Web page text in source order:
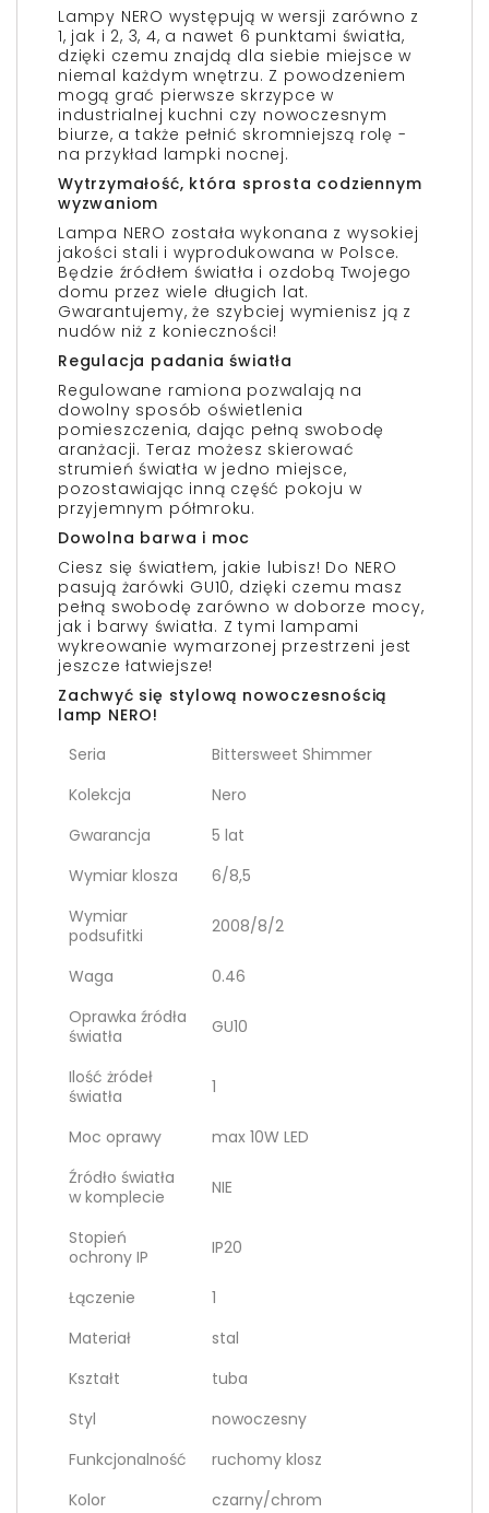
Lampy NERO występują w wersji zarówno z
1, jak i 2, 3, 4, a nawet 6 punktami światła,
dzięki czemu znajdą dla siebie miejsce w
niemal każdym wnętrzu. Z powodzeniem
mogą grać pierwsze skrzypce w
industrialnej kuchni czy nowoczesnym
biurze, a także pełnić skromniejszą rolę -
na przykład lampki nocnej.
Wytrzymałość, która sprosta codziennym
wyzwaniom
Lampa NERO została wykonana z wysokiej
jakości stali i wyprodukowana w Polsce.
Będzie źródłem światła i ozdobą Twojego
domu przez wiele długich lat.
Gwarantujemy, że szybciej wymienisz ją z
nudów niż z konieczności!
Regulacja padania światła
Regulowane ramiona pozwalają na
dowolny sposób oświetlenia
pomieszczenia, dając pełną swobodę
aranżacji. Teraz możesz skierować
strumień światła w jedno miejsce,
pozostawiając inną część pokoju w
przyjemnym półmroku.
Dowolna barwa i moc
Ciesz się światłem, jakie lubisz! Do NERO
pasują żarówki GU10, dzięki czemu masz
pełną swobodę zarówno w doborze mocy,
jak i barwy światła. Z tymi lampami
wykreowanie wymarzonej przestrzeni jest
jeszcze łatwiejsze!
Zachwyć się stylową nowoczesnością
lamp NERO!
Seria
Bittersweet Shimmer
Kolekcja
Nero
Gwarancja
5 lat
Wymiar klosza
6/8,5
Wymiar
podsufitki
2008/8/2
Waga
0.46
Oprawka źródła
światła
GU10
Ilość żródeł
światła
1
Moc oprawy
max 10W LED
Źródło światła
w komplecie
NIE
Stopień
ochrony IP
IP20
Łączenie
1
Materiał
stal
Kształt
tuba
Styl
nowoczesny
Funkcjonalność
ruchomy klosz
Kolor
czarny/chrom